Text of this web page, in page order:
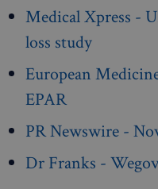
Medical Xpress -
loss study
European
EPAR
PR Newswire -
Dr Franks -